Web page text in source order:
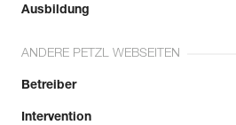
Ausbildung
ANDERE PETZL WEBSEITEN
Betreiber
Intervention